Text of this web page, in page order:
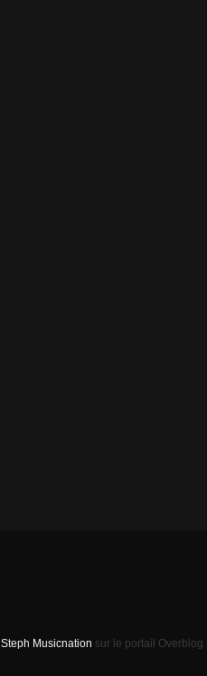
Steph Musicnation sur le portail Overblog